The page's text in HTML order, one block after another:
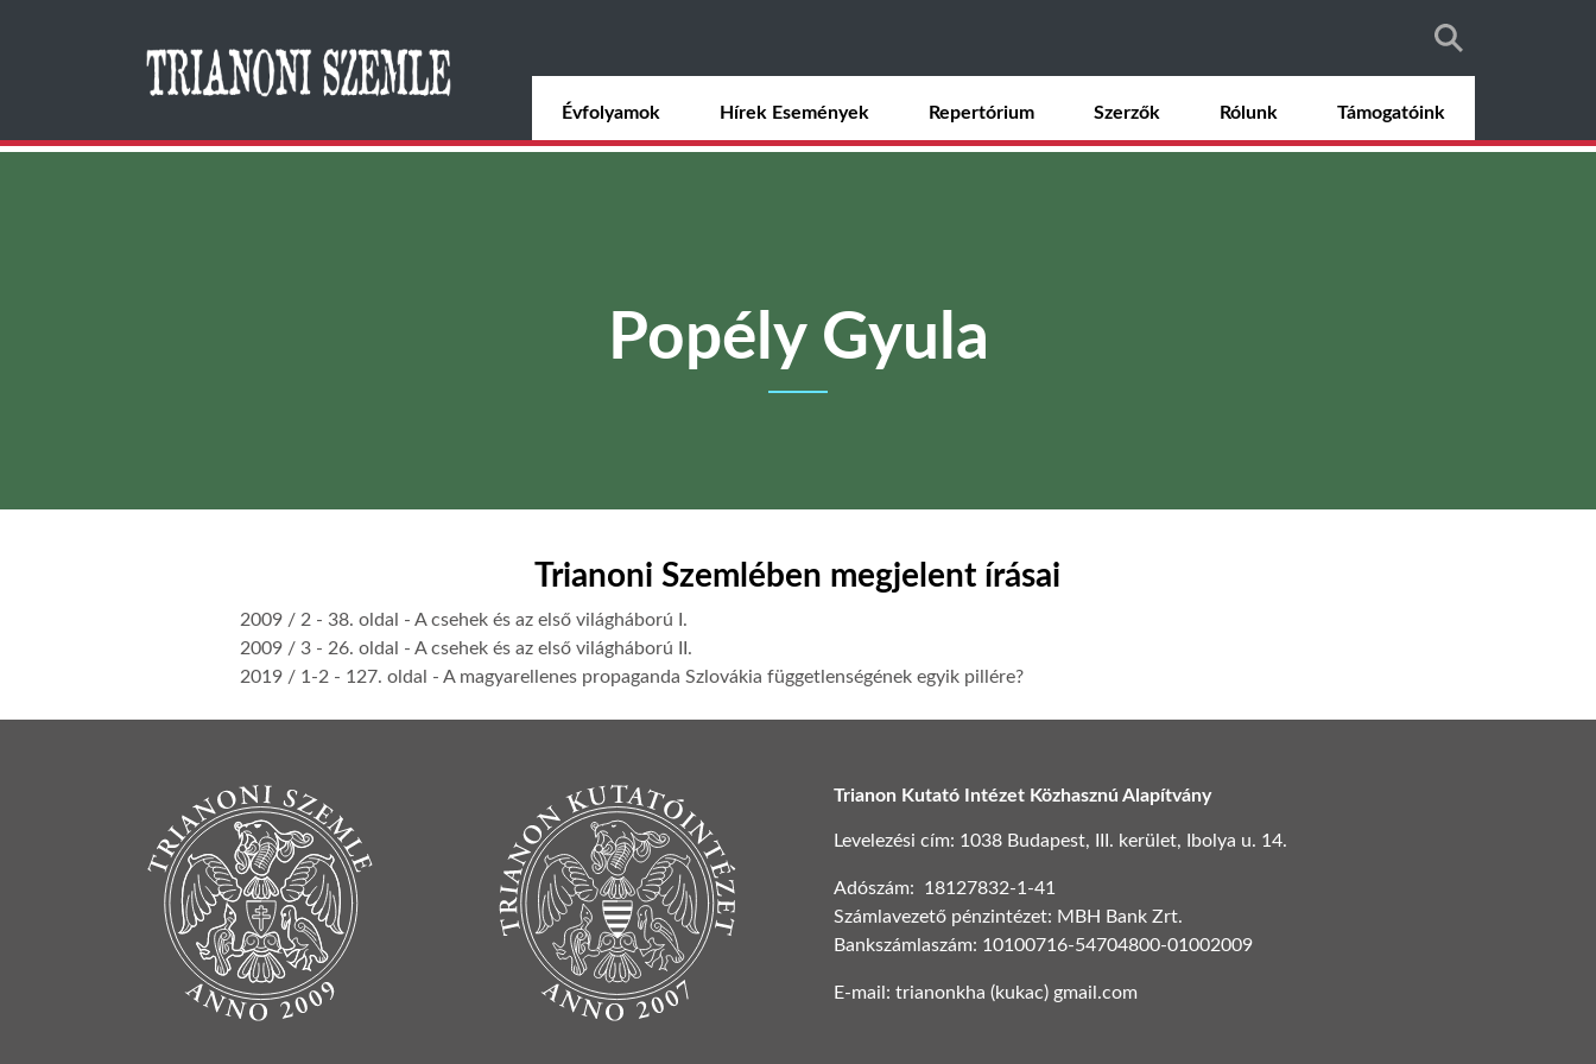
tartalomra
Évfolyamok Hírek Események Repertórium Szerzők Rólunk Támogatóink
Popély Gyula
Trianoni Szemlében megjelent írásai
2009 / 2 - 38. oldal - A csehek és az első világháború I.
2009 / 3- 26. oldal - A csehek és az első világháború II.
2019 / 1-2 - 127. oldal - A magyarellenes propaganda Szlovákia függetlenségének egyik pillére?
Trianon Kutató Intézet Közhasznú Alapítvány
Levelezési cím: 1038 Budapest, III. kerület, Ibolya u. 14.
Adószám: 18127832-1-41
Számlavezető pénzintézet: MBH Bank Zrt.
Bankszámlaszám: 10100716-54704800-01002009
E-mail: trianonkha (kukac) gmail.com